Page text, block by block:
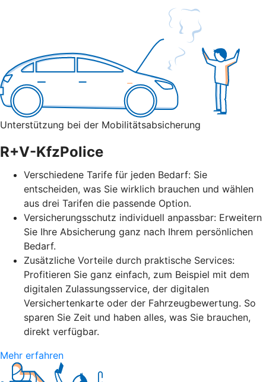
Unterstützung bei der Mobilitätsabsicherung
R+V-KfzPolice
Verschiedene Tarife für jeden Bedarf: Sie
entscheiden, was Sie wirklich brauchen und wählen
aus drei Tarifen die passende Option.
Versicherungsschutz individuell anpassbar: Erweitern
Sie Ihre Absicherung ganz nach Ihrem persönlichen
Bedarf.
Zusätzliche Vorteile durch praktische Services:
Profitieren Sie ganz einfach, zum Beispiel mit dem
digitalen Zulassungsservice, der digitalen
Versichertenkarte oder der Fahrzeugbewertung. So
sparen Sie Zeit und haben alles, was Sie brauchen,
direkt verfügbar.
Mehr erfahren